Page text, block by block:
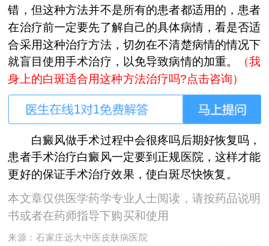
错，但这种方法并不是所有的患者都适用的，患者
在治疗前一定要先了解自己的具体病情，看是否适
合采用这种治疗方法，切勿在不清楚病情的情况下
就盲目使用手术治疗，以免导致病情的加重。
（我
身上的白斑适合用这种方法治疗吗?点击咨询）
白癜风做手术过程中会很疼吗后期好恢复吗，
患者手术治疗白癜风一定要到正规医院，这样才能
更好的保证手术治疗效果，使白斑尽快恢复。
本文章仅供医学药学专业人士阅读，请按药品说明
书或者在药师指导下购买和使用
来源：石家庄远大中医皮肤病医院